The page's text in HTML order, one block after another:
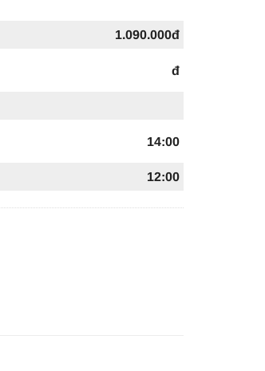
1.090.000đ
đ
14:00
12:00